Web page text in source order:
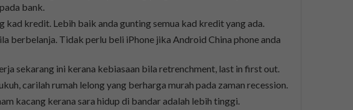
bank.
kad kredit. Lebih baik anda gunting semua kad kredit yang ada.
berbelanja. Tidak perlu beli iPhone jika Android China phone anda
sekarang ini kerana kebiasaan bila retrenchment, last in first out.
carilah rumah lelong yang berharga murah pada zaman recession.
kacang kerana sara hidup di bandar adalah lebih tinggi.